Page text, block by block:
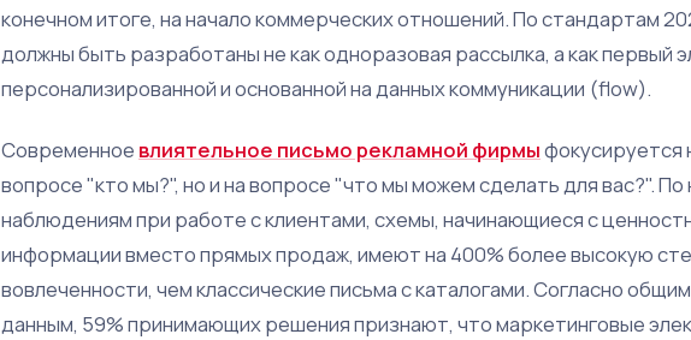
конечном итоге, на начало коммерческих отношений. По стандартам
должны быть разработаны не как одноразовая рассылка, а как первый
персонализированной и основанной на данных коммуникации (flow).
Современное влиятельное письмо рекламной фирмыфокусируется
вопросе "кто мы?", но и на вопросе "что мы можем сделать для вас?".
наблюдениям при работе с клиентами, схемы, начинающиеся с
информации вместо прямых продаж, имеют на 400% более высокую
вовлеченности, чем классические письма с каталогами. Согласно
данным, 59% принимающих решения признают, что маркетинговые